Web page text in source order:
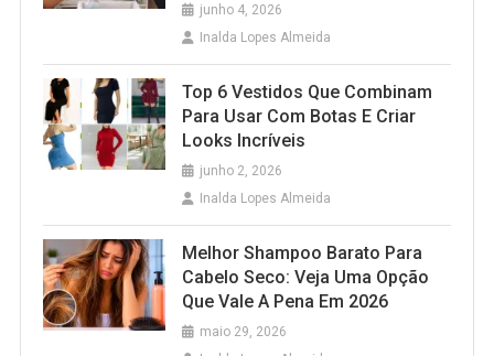
junho 4, 2026
Inalda Lopes Almeida
Top 6 Vestidos Que Combinam
Para Usar Com Botas E Criar
Looks Incríveis
junho 2, 2026
Inalda Lopes Almeida
Melhor Shampoo Barato Para
Cabelo Seco: Veja Uma Opção
Que Vale A Pena Em 2026
maio 29, 2026